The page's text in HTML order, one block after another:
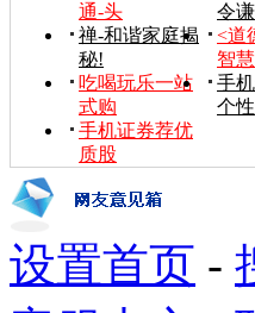
通-头
令谦
禅-和谐家庭揭
秘!
<道
智慧
吃喝玩乐一站
式购
手
个性
手机证券荐优
质股
设置首页 -